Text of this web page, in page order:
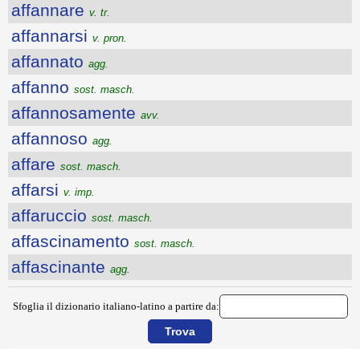
affannare v. tr.
affannarsi v. pron.
affannato agg.
affanno sost. masch.
affannosamente avv.
affannoso agg.
affare sost. masch.
affarsi v. imp.
affaruccio sost. masch.
affascinamento sost. masch.
affascinante agg.
Sfoglia il dizionario italiano-latino a partire da: